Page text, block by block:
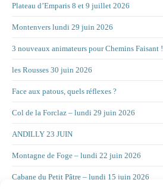
Plateau d’Emparis 8 et 9 juillet 2026
Montenvers lundi 29 juin 2026
3 nouveaux animateurs pour Chemins Faisant !
les Rousses 30 juin 2026
Face aux patous, quels réflexes ?
Col de la Forclaz – lundi 29 juin 2026
ANDILLY 23 JUIN
Montagne de Foge – lundi 22 juin 2026
Cabane du Petit Pâtre – lundi 15 juin 2026